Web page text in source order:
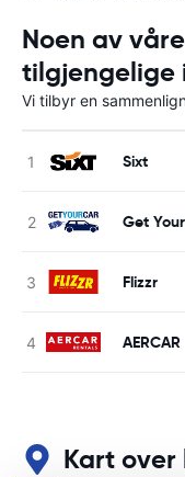
Noen av
tilgjengelige
Vi tilbyr en
Sixt
Get
Flizzr
AERCAR
Kart over